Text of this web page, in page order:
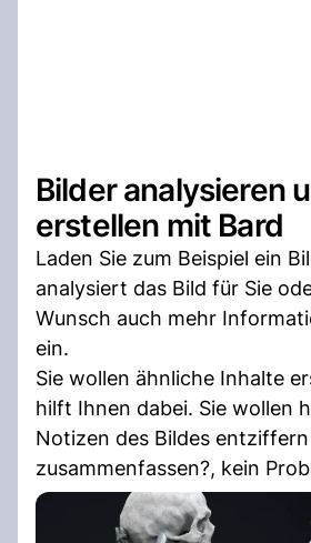
Bilder analysieren
erstellen mit Bard
Laden Sie zum Beispiel ein
analysiert das Bild für Sie
Wunsch auch mehr
ein.
Sie wollen ähnliche Inhalte
hilft Ihnen dabei. Sie wollen
Notizen des Bildes
zusammenfassen?, kein